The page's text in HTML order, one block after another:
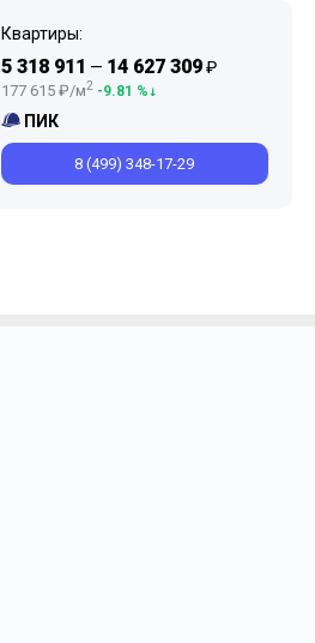
Квартиры:
5 318 911 — 14 627 309₽
177 615 ₽/м2-9.81 %
ПИК
8 (499) 348-17-29